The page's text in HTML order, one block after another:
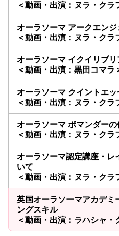
＜動画・出演：ヌラ・クラ
オーラソーマ アークエンジ
＜動画・出演：ヌラ・クラ
オーラソーマ イクイリブ
＜動画・出演：黒田コマラ
オーラソーマ クイントエ
＜動画・出演：ヌラ・クラ
オーラソーマ ポマンダーの
＜動画・出演：ヌラ・クラ
オーラソーマ認定講座・レ
いて
＜動画・出演：ヌラ・クラ
英国オーラソーマアカデミ
ングスキル
＜動画・出演：ラハシャ・